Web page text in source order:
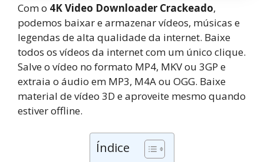
Com o 4K Video Downloader Crackeado,
podemos baixar e armazenar vídeos, músicas e
legendas de alta qualidade da internet. Baixe
todos os vídeos da internet com um único clique.
Salve o vídeo no formato MP4, MKV ou 3GP e
extraia o áudio em MP3, M4A ou OGG. Baixe
material de vídeo 3D e aproveite mesmo quando
estiver offline.
Índice